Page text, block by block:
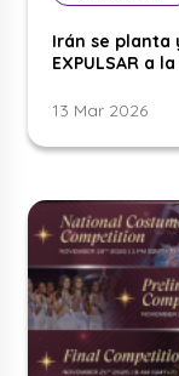
Irán se planta
EXPULSAR a
13 Mar 2026